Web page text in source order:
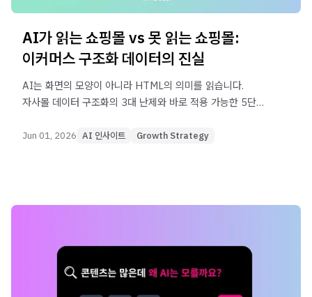
AI가 읽는 쇼핑몰 vs 못 읽는 쇼핑몰:
이커머스 구조화 데이터의 진실
AI는 화면의 모양이 아니라 HTML의 의미를 읽습니다.
자사몰 데이터 구조화의 3대 난제와 바로 적용 가능한 5단계
Jun 01, 2026 AI 인사이트 Growth Strategy